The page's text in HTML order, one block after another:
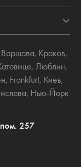
Варшава, Краков,
, Люблин,
, Frankfurt, Киев,
, Нью-Йорк
257